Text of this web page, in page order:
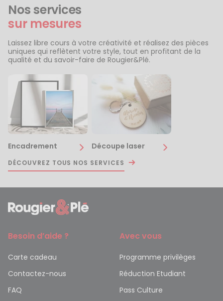
Nos services
sur mesures
Laissez libre cours à votre créativité et réalisez des pièces
uniques qui reflètent votre style, tout en profitant de la
qualité et du savoir-faire de Rougier&Plé.
Encadrement Découpe laser
DÉCOUVREZ TOUS NOS SERVICES
Besoin d’aide ?
Carte cadeau
Contactez-nous
FAQ
Avec vous
Programme privilèges
Réduction Etudiant
Pass Culture